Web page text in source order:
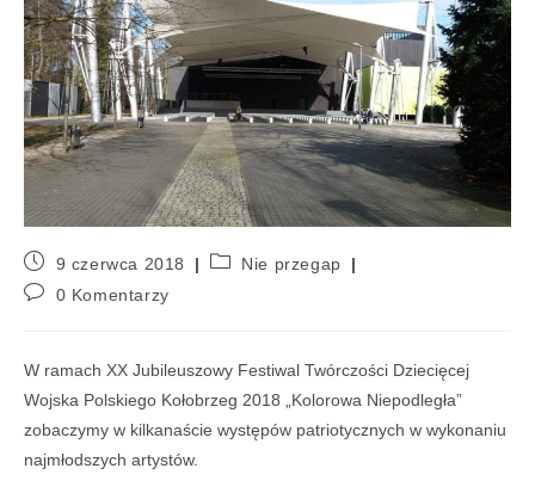
9 czerwca 2018
Nie przegap
0 Komentarzy
W ramach XX Jubileuszowy Festiwal Twórczości Dziecięcej
Wojska Polskiego Kołobrzeg 2018 „Kolorowa Niepodległa”
zobaczymy w kilkanaście występów patriotycznych w wykonaniu
najmłodszych artystów.